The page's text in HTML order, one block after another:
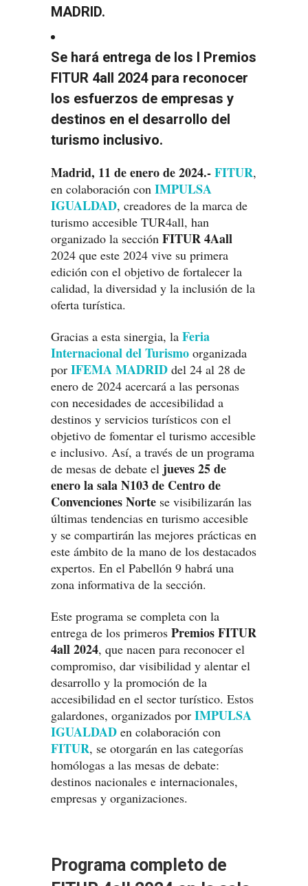
MADRID.
Se hará entrega de los I Premios
FITUR 4all 2024 para reconocer
los esfuerzos de empresas y
destinos en el desarrollo del
turismo inclusivo.
Madrid, 11 de enero de 2024.-FITUR,
en colaboración con IMPULSA
IGUALDAD, creadores de la marca de
turismo accesible TUR4all, han
organizado la sección FITUR 4Aall
2024 que este 2024 vive su primera
edición con el objetivo de fortalecer la
calidad, la diversidad y la inclusión de la
oferta turística.
Gracias a esta sinergia, la Feria
Internacional del Turismo organizada
por IFEMA MADRID del 24 al 28 de
enero de 2024 acercará a las personas
con necesidades de accesibilidad a
destinos y servicios turísticos con el
objetivo de fomentar el turismo accesible
e inclusivo. Así, a través de un programa
de mesas de debate el jueves 25 de
enero la sala N103 de Centro de
Convenciones Norte se visibilizarán las
últimas tendencias en turismo accesible
y se compartirán las mejores prácticas en
este ámbito de la mano de los destacados
expertos. En el Pabellón 9 habrá una
zona informativa de la sección.
Este programa se completa con la
entrega de los primeros Premios FITUR
4all 2024, que nacen para reconocer el
compromiso, dar visibilidad y alentar el
desarrollo y la promoción de la
accesibilidad en el sector turístico. Estos
galardones, organizados por IMPULSA
IGUALDAD en colaboración con
FITUR, se otorgarán en las categorías
homólogas a las mesas de debate:
destinos nacionales e internacionales,
empresas y organizaciones.
Programa completo de